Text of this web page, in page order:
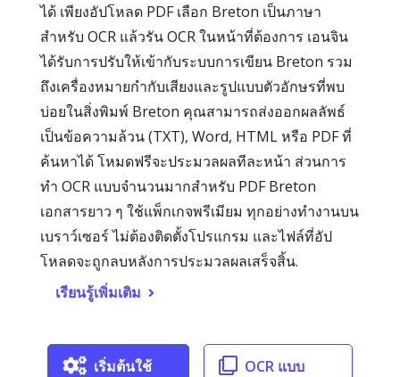
ได้ เพียงอัปโหลด PDF เลือก Breton เป็นภาษา
สำหรับ OCR แล้วรัน OCR ในหน้าที่ต้องการ เอนจิน
ได้รับการปรับให้เข้ากับระบบการเขียน Breton รวม
ถึงเครื่องหมายกำกับเสียงและรูปแบบตัวอักษรที่พบ
บ่อยในสิ่งพิมพ์ Breton คุณสามารถส่งออกผลลัพธ์
เป็นข้อความล้วน (TXT), Word, HTML หรือ PDF ที่
ค้นหาได้ โหมดฟรีจะประมวลผลทีละหน้า ส่วนการ
ทำ OCR แบบจำนวนมากสำหรับ PDF Breton
เอกสารยาว ๆ ใช้แพ็กเกจพรีเมียม ทุกอย่างทำงานบน
เบราว์เซอร์ ไม่ต้องติดตั้งโปรแกรม และไฟล์ที่อัป
โหลดจะถูกลบหลังการประมวลผลเสร็จสิ้น.
เรียนรู้เพิ่มเติม
เริ่มต้นใช้
OCR แบบ